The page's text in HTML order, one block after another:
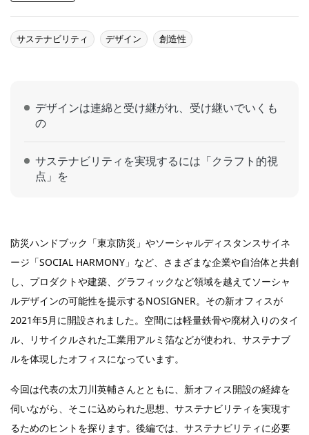
サステナビリティ デザイン 創造性
デザインは連綿と受け継がれ、受け継いでいくも
の
サステナビリティを実現するには「クラフト的視
点」を
防災ハンドブック「東京防災」やソーシャルディスタンスサイネ
ージ「SOCIAL HARMONY」など、さまざまな企業や自治体と共創
し、プロダクトや建築、グラフィックなど領域を越えてソーシャ
ルデザインの可能性を提示するNOSIGNER。その新オフィスが
2021年5月に開設されました。空間には軽量鉄骨や廃材入りのタイ
ル、リサイクルされた工業用アルミ箔などが使われ、サステナブ
ルを体現したオフィスになっています。
今回は代表の太刀川英輔さんとともに、新オフィス開設の経緯を
伺いながら、そこに込められた思想、サステナビリティを実現す
るためのヒントを探ります。後編では、サステナビリティに必要